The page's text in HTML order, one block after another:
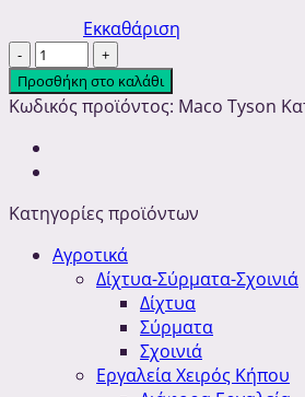
Εκκαθάριση
Παπούτσια
Ασφαλείας
S3
MACO
ποσότητα
Προσθήκη στο καλάθι
Κωδικός προϊόντος: Maco Tyson
Κατηγορίες προϊόντων
Αγροτικά
Δίχτυα-Σύρματα-Σχοινιά
Δίχτυα
Σύρματα
Σχοινιά
Εργαλεία Χειρός Κήπου